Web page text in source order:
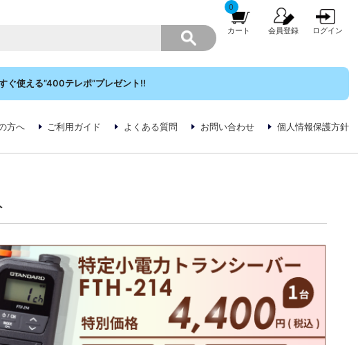
0
カート 会員登録 ログイン
ぐ使える”400テレポ”プレゼント!!
方へ ご利用ガイド よくある質問 お問い合わせ 個人情報保護方針